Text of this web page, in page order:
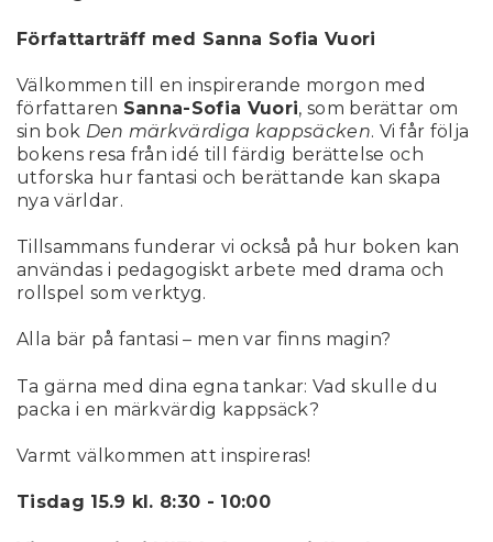
Författarträff med Sanna Sofia Vuori
Välkommen till en inspirerande morgon med
författaren Sanna-Sofia Vuori, som berättar om
sin bok Den märkvärdiga kappsäcken. Vi får följa
bokens resa från idé till färdig berättelse och
utforska hur fantasi och berättande kan skapa
nya världar.
Tillsammans funderar vi också på hur boken kan
användas i pedagogiskt arbete med drama och
rollspel som verktyg.
Alla bär på fantasi – men var finns magin?
Ta gärna med dina egna tankar: Vad skulle du
packa i en märkvärdig kappsäck?
Varmt välkommen att inspireras!
Tisdag 15.9 kl. 8:30 - 10:00